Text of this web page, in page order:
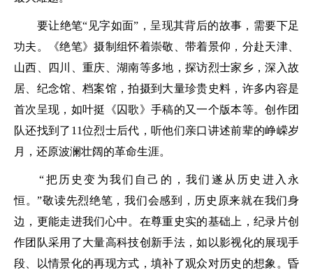
要让绝笔“见字如面”，呈现其背后的故事，需要下足
功夫。《绝笔》摄制组怀着崇敬、带着景仰，分赴天津、
山西、四川、重庆、湖南等多地，探访烈士家乡，深入故
居、纪念馆、档案馆，拍摄到大量珍贵史料，许多内容是
首次呈现，如叶挺《囚歌》手稿的又一个版本等。创作团
队还找到了11位烈士后代，听他们亲口讲述前辈的峥嵘岁
月，还原波澜壮阔的革命生涯。
“把历史变为我们自己的，我们遂从历史进入永
恒。”敬读先烈绝笔，我们会感到，历史原来就在我们身
边，更能走进我们心中。在尊重史实的基础上，纪录片创
作团队采用了大量高科技创新手法，如以影视化的展现手
段、以情景化的再现方式，填补了观众对历史的想象。昏